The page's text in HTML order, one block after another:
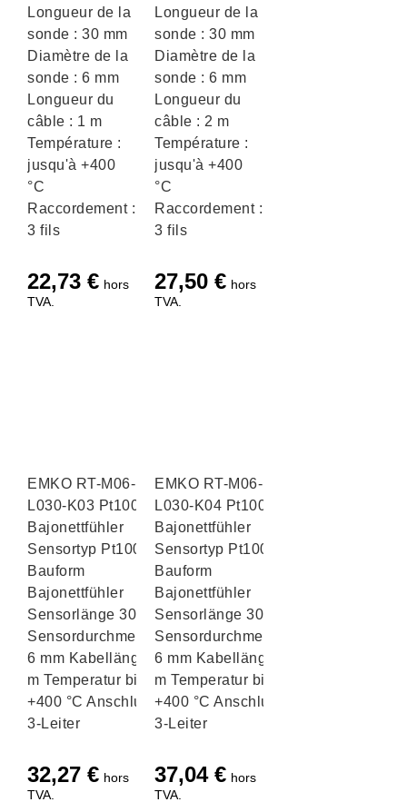
Longueur de la
sonde : 30 mm
Diamètre de la
sonde : 6 mm
Longueur du
câble : 1 m
Température :
jusqu'à +400
°C
Raccordement :
3 fils
22,73 € hors
TVA.
Longueur de la
sonde : 30 mm
Diamètre de la
sonde : 6 mm
Longueur du
câble : 2 m
Température :
jusqu'à +400
°C
Raccordement :
3 fils
27,50 € hors
TVA.
EMKO RT-M06-
L030-K03 Pt100
Bajonettfühler
Sensortyp Pt100
Bauform
Bajonettfühler
Sensorlänge 30 mm
Sensordurchmesser
6 mm Kabellänge 3
m Temperatur bis
+400 °C Anschluss
3-Leiter
32,27 € hors
TVA.
EMKO RT-M06-
L030-K04 Pt100
Bajonettfühler
Sensortyp Pt100
Bauform
Bajonettfühler
Sensorlänge 30 mm
Sensordurchmesser
6 mm Kabellänge 4
m Temperatur bis
+400 °C Anschluss
3-Leiter
37,04 € hors
TVA.